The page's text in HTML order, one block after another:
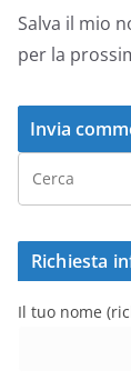
Salva il mio
per la
Richiesta
Il tuo nome